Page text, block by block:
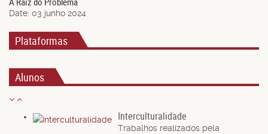
Date: 03 junho 2024
Plataformas
Alunos
Interculturalidade
Trabalhos realizados pela